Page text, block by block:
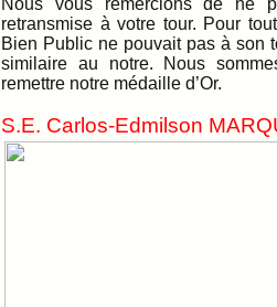
Nous vous remercions de ne
retransmise à votre tour. Pour
Bien Public ne pouvait pas à son
similaire au notre. Nous
remettre notre médaille d’Or.
S.E. Carlos-Edmilson